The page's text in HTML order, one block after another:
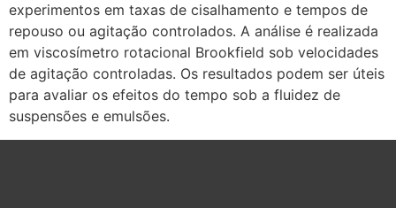
experimentos em taxas de cisalhamento e tempos de
repouso ou agitação controlados. A análise é realizada
em viscosímetro rotacional Brookfield sob velocidades
de agitação controladas. Os resultados podem ser úteis
para avaliar os efeitos do tempo sob a fluidez de
suspensões e emulsões.